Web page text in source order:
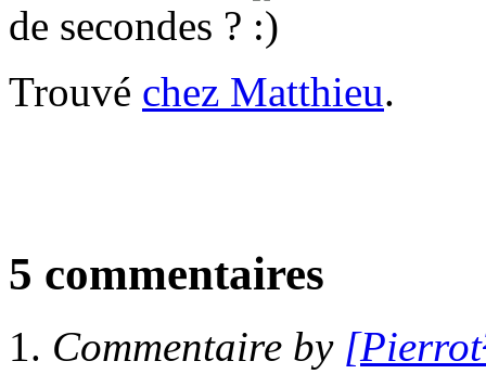
de secondes ?
Trouvé chez Matthieu.
5 commentaires
Commentaire by